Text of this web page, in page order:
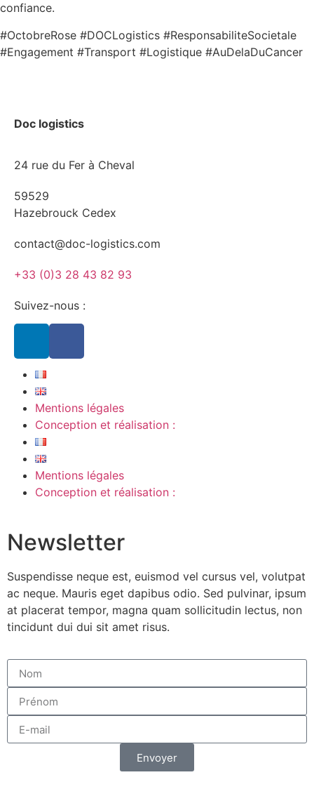
confiance.
#OctobreRose #DOCLogistics #ResponsabiliteSocietale
#Engagement #Transport #Logistique #AuDelaDuCancer
Doc logistics
24 rue du Fer à Cheval
59529
Hazebrouck Cedex
contact@doc-logistics.com
+33 (0)3 28 43 82 93
Suivez-nous :
Mentions légales
Conception et réalisation :
Mentions légales
Conception et réalisation :
Newsletter
Suspendisse neque est, euismod vel cursus vel, volutpat
ac neque. Mauris eget dapibus odio. Sed pulvinar, ipsum
at placerat tempor, magna quam sollicitudin lectus, non
tincidunt dui dui sit amet risus.
Envoyer